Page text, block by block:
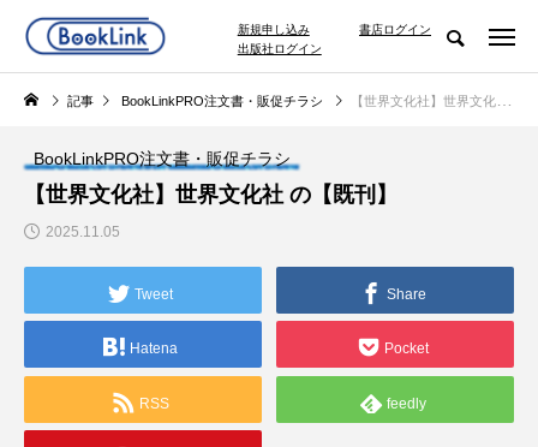
新規申し込み
書店ログイン
出版社ログイン
記事 BookLinkPRO注文書・販促チラシ 【世界文化社】世界文化社 の【既刊】
BookLinkPRO注文書・販促チラシ
【世界文化社】世界文化社 の【既刊】
2025.11.05
Tweet Share
Hatena Pocket
RSS feedly